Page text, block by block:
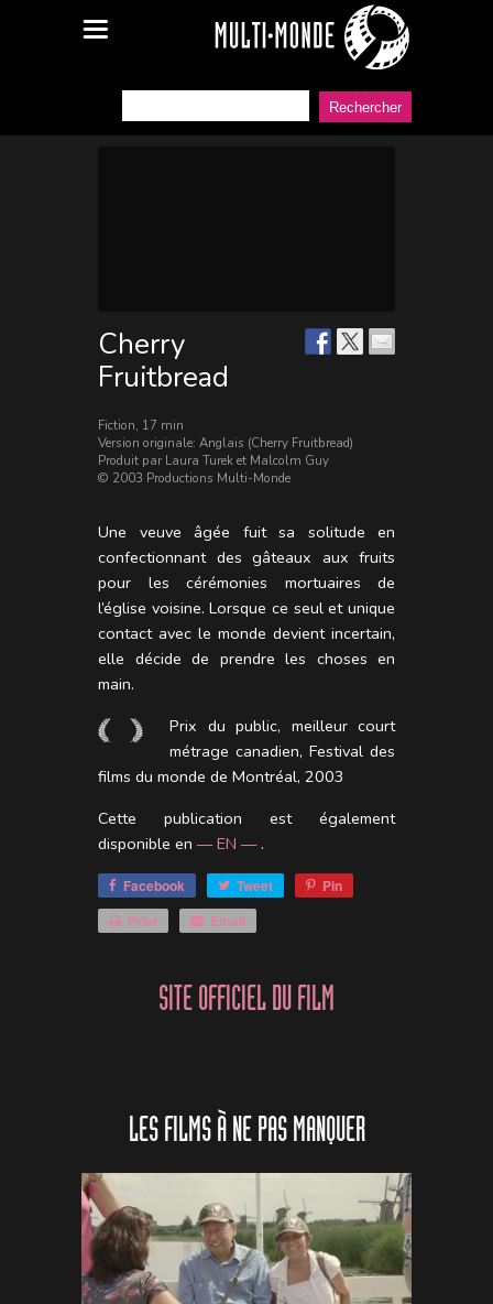
Cherry
Fruitbread
Fiction, 17 min
Version originale: Anglais (Cherry Fruitbread)
Produit par Laura Turek et Malcolm Guy
© 2003 Productions Multi-Monde
Une veuve âgée fuit sa solitude en
confectionnant des gâteaux aux fruits
pour les cérémonies mortuaires de
l’église voisine. Lorsque ce seul et unique
contact avec le monde devient incertain,
elle décide de prendre les choses en
main.
Prix du public, meilleur court
métrage canadien, Festival des
films du monde de Montréal, 2003
Cette publication est également
disponible en — EN — .
Facebook Tweet
Pin
Print
Email
SITE OFFICIEL DU FILM
LES FILMS À NE PAS MANQUER